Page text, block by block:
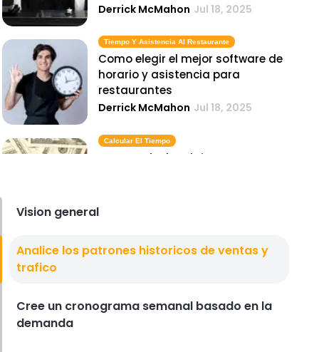
Derrick McMahon Jul 18, 2025
Tiempo Y Asistencia Al Restaurante
Como elegir el mejor software de
horario y asistencia para
restaurantes
Derrick McMahon Jul 18, 2025
Calcular El Tiempo
Como calcular el tiempo
restaurantes
Seguimiento De Las Horas De Los Empleados
la nomina
Vision general
Analice los patrones historicos de ventas y
trafico
Cree un cronograma semanal basado en la
demanda